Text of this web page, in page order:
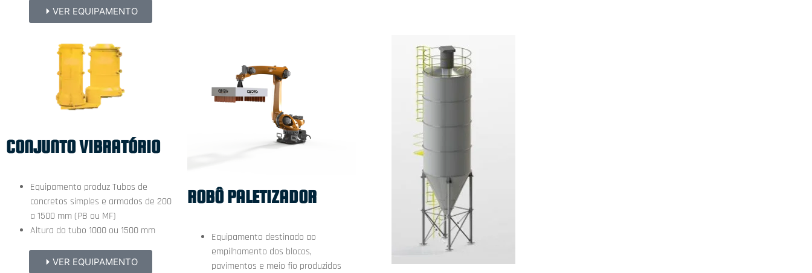
VER EQUIPAMENTO
CONJUNTO VIBRATÓRIO
Equipamento produz Tubos de
concretos simples e armados de 200
a 1500 mm (PB ou MF)
Altura do tubo 1000 ou 1500 mm
VER EQUIPAMENTO
ROBÔ PALETIZADOR
Equipamento destinado ao
empilhamento dos blocos,
pavimentos e meio fio produzidos